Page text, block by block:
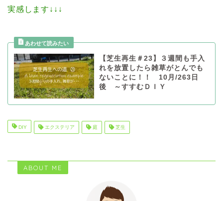
実感します↓↓↓
【芝生再生＃23】３週間も手入
れを放置したら雑草がとんでも
ないことに！！ 10月/263日
後 ～すすむＤＩＹ
DIY エクステリア 庭 芝生
ABOUT ME